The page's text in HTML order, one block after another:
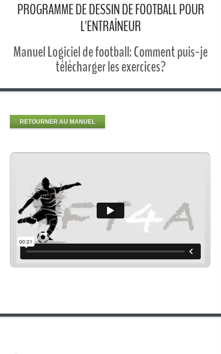
PROGRAMME DE DESSIN DE FOOTBALL POUR
L'ENTRAÎNEUR
Manuel Logiciel de football: Comment puis-je
télécharger les exercices?
RETOURNER AU MANUEL